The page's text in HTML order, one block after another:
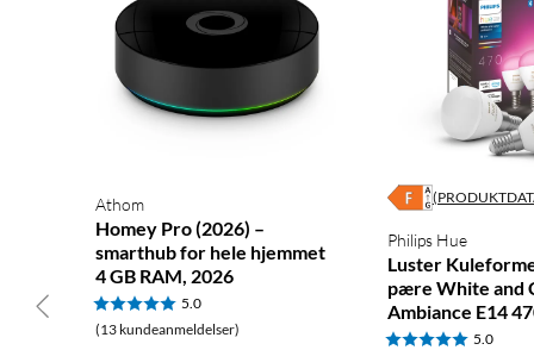
Athom
Homey Pro (2026) –
smarthub for hele hjemmet
4 GB RAM, 2026
5.0
(13 kundeanmeldelser)
Philips Hue
Luster
pære White and
Ambiance E14
5.0